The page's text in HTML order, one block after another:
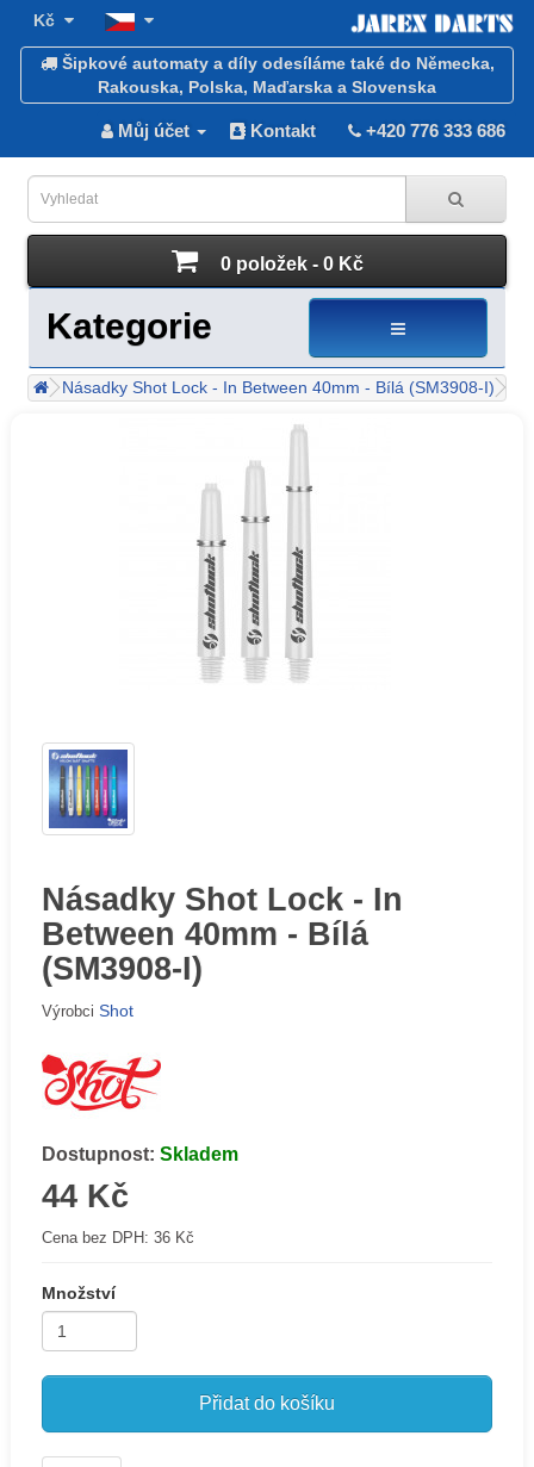
Kč
Šipkové automaty a díly odesíláme také do Německa,
Rakouska, Polska, Maďarska a Slovenska
Můj účet Kontakt +420 776 333 686
0 položek - 0 Kč
Kategorie
Násadky Shot Lock - In Between 40mm - Bílá (SM3908-I)
Násadky Shot Lock - In
Between 40mm - Bílá
(SM3908-I)
Výrobci Shot
Dostupnost: Skladem
44 Kč
Cena bez DPH: 36 Kč
Množství
Přidat do košíku